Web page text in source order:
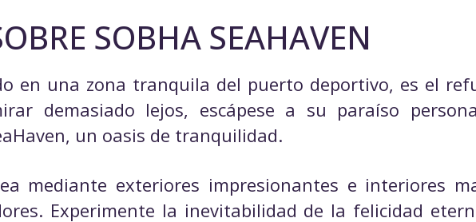
SOBHA SEAHAVEN
en una zona tranquila del puerto deportivo, es el
demasiado lejos, escápese a su paraíso
un oasis de tranquilidad.
mediante exteriores impresionantes e interiores
Experimente la inevitabilidad de la felicidad